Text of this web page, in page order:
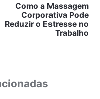
Como a Massagem
Corporativa Pode
Reduzir o Estresse no
Trabalho